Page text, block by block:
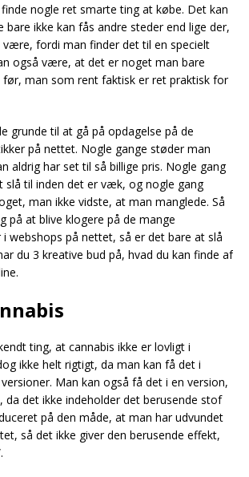
nogle ret smarte ting at købe. Det kan
ikke kan fås andre steder end lige der,
fordi man finder det til en specielt
også være, at det er noget man bare
man som rent faktisk er ret praktisk for
grunde til at gå på opdagelse på de
på nettet. Nogle gange støder man
aldrig har set til så billige pris. Nogle gang
slå til inden det er væk, og nogle gang
man ikke vidste, at man manglede. Så
på at blive klogere på de mange
webshops på nettet, så er det bare at slå
du 3 kreative bud på, hvad du kan finde af
ting, at cannabis ikke er lovligt i
ikke helt rigtigt, da man kan få det i
Man kan også få det i en version,
da det ikke indeholder det berusende stof
på den måde, at man har udvundet
så det ikke giver den berusende effekt,